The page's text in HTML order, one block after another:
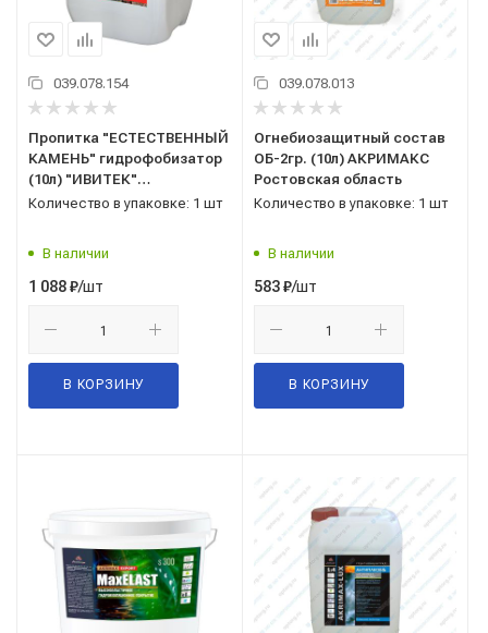
039.078.154
Пропитка "ЕСТЕСТВЕННЫЙ
КАМЕНЬ" гидрофобизатор
(10л) "ИВИТЕК"
Нижегородская область
Количество в упаковке: 1 шт
В наличии
1 088₽/шт
В КОРЗИНУ
039.078.013
Огнебиозащитный состав
ОБ-2гр. (10л) АКРИМАКС
Ростовская область
Количество в упаковке: 1 шт
В наличии
583₽/шт
В КОРЗИНУ